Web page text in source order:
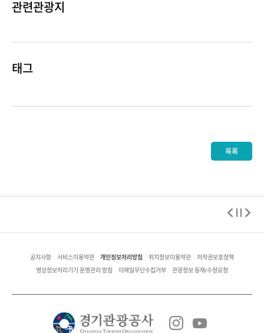
관련관광지
태그
목록
공지사항 서비스이용약관 개인정보처리방침 위치정보이용약관 저작권보호정책
영상정보처리기기 운영관리 방침 이메일무단수집거부 관광정보 등재/수정요청